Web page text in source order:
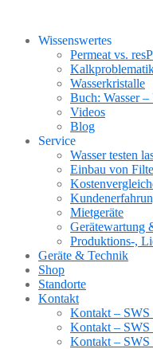
Wissenswertes
Permeat vs. resP
Wasserkristalle
Buch: Wasser
Videos
Blog
Service
Wasser testen
Einbau von
Mietgeräte
Gerätewartung
Produktions-,
Geräte & Technik
Shop
Standorte
Kontakt
Kontakt – SWS
Kontakt – SWS
Kontakt – SWS